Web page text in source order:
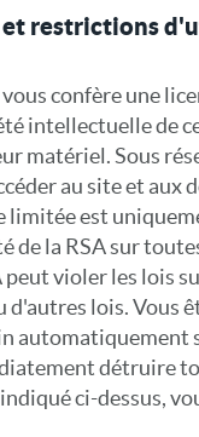
et restrictions
confère une
intellectuelle de
matériel. Sous
au site et
limitée est
de la RSA sur
violer les lois
lois. Vous
automatiquement
détruire
ci-dessus,